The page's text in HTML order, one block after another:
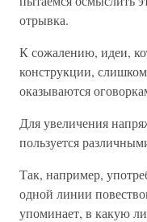
отрывка.
К сожалению, идеи,
конструкции,
оказываются
Для увеличения
пользуется
Так, например,
одной линии
упоминает, в какую